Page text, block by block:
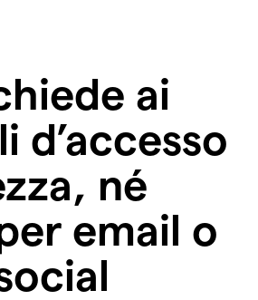
ai
d’accesso
né
email o